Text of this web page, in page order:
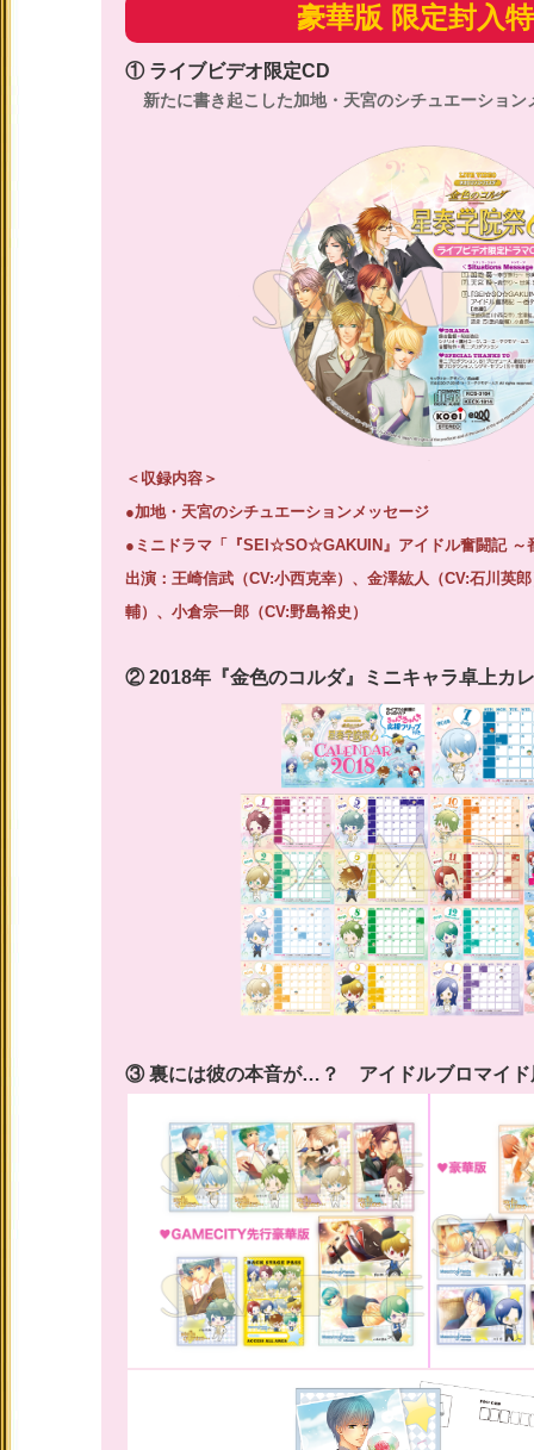
豪華版 限定封入
① ライブビデオ限定CD
新たに書き起こした加地・天宮のシチュエーション
＜収録内容＞
●加地・天宮のシチュエーションメッセージ
●ミニドラマ「『SEI☆SO☆GAKUIN』アイドル奮闘記 ～
出演：王崎信武（CV:小西克幸）、金澤紘人（CV:石川英
輔）、小倉宗一郎（CV:野島裕史）
② 2018年『金色のコルダ』ミニキャラ卓上カ
③ 裏には彼の本音が…？ アイドルブロマイド